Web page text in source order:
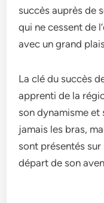
succès auprès de
qui ne cessent de
avec un grand
La clé du succès
apprenti de la
son dynamisme et
jamais les bras,
sont présentés
départ de son